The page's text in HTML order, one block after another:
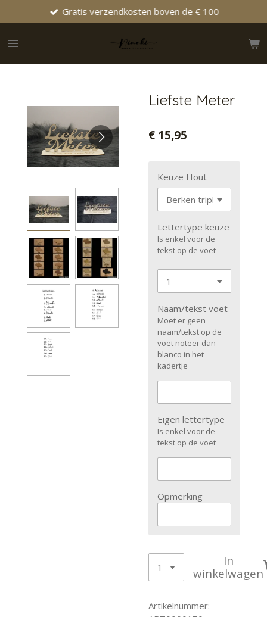
direct
naar
hoofdinhoud
Gratis verzendkosten boven de € 100
Liefste Meter
€ 15,95
Keuze Hout
Lettertype keuze
Is enkel voor de
tekst op de voet
Naam/tekst voet
Moet er geen
naam/tekst op de
voet noteer dan
blanco in het
kadertje
Eigen lettertype
Is enkel voor de
tekst op de voet
Opmerking
In
winkelwagen
Artikelnummer: